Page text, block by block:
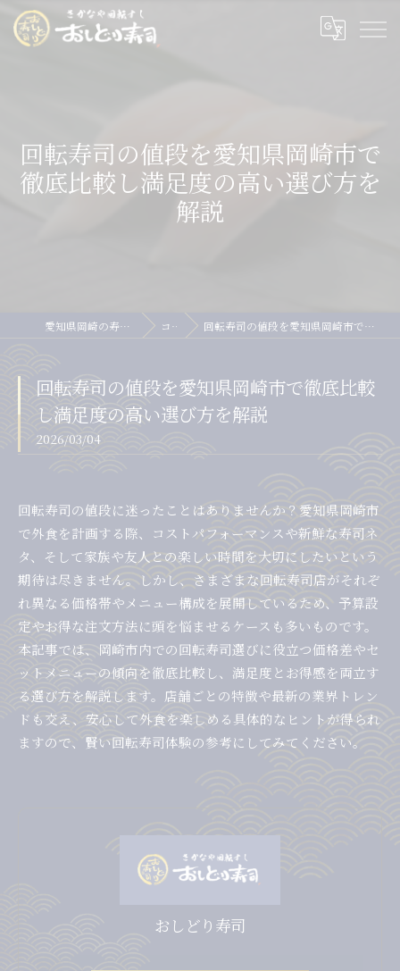
回転寿司の値段を愛知県岡崎市で
徹底比較し満足度の高い選び方を
解説
愛知県岡崎の寿司ならおしどり寿司 コラム 回転寿司の値段を愛知県岡崎市で徹底比較し満足度の高い選び方を解説
回転寿司の値段を愛知県岡崎市で徹底比較
し満足度の高い選び方を解説
2026/03/04
回転寿司の値段に迷ったことはありませんか？愛知県岡崎市
で外食を計画する際、コストパフォーマンスや新鮮な寿司ネ
タ、そして家族や友人との楽しい時間を大切にしたいという
期待は尽きません。しかし、さまざまな回転寿司店がそれぞ
れ異なる価格帯やメニュー構成を展開しているため、予算設
定やお得な注文方法に頭を悩ませるケースも多いものです。
本記事では、岡崎市内での回転寿司選びに役立つ価格差やセ
ットメニューの傾向を徹底比較し、満足度とお得感を両立す
る選び方を解説します。店舗ごとの特徴や最新の業界トレン
ドも交え、安心して外食を楽しめる具体的なヒントが得られ
ますので、賢い回転寿司体験の参考にしてみてください。
おしどり寿司